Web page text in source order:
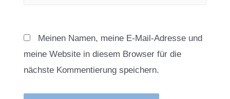
Meinen Namen, meine E-Mail-Adresse und
meine Website in diesem Browser für die
nächste Kommentierung speichern.